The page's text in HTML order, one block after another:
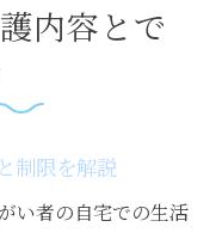
内容とで
制限を解説
い者の自宅での生活